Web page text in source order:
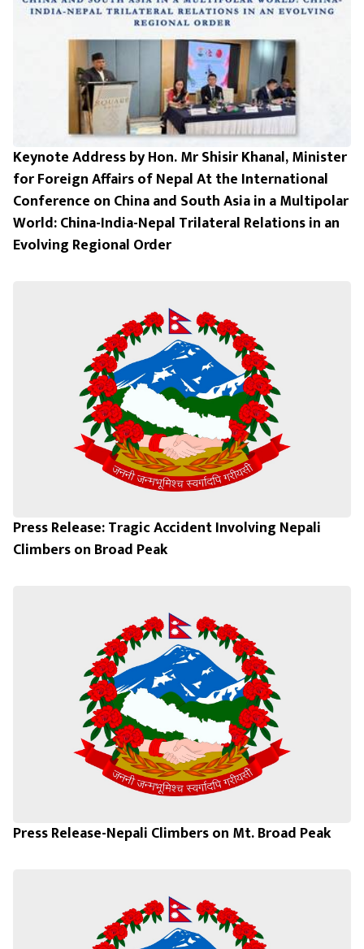
Keynote Address by Hon. Mr Shisir Khanal, Minister
for Foreign Affairs of Nepal At the International
Conference on China and South Asia in a Multipolar
World: China-India-Nepal Trilateral Relations in an
Evolving Regional Order
Press Release: Tragic Accident Involving Nepali
Climbers on Broad Peak
Press Release-Nepali Climbers on Mt. Broad Peak